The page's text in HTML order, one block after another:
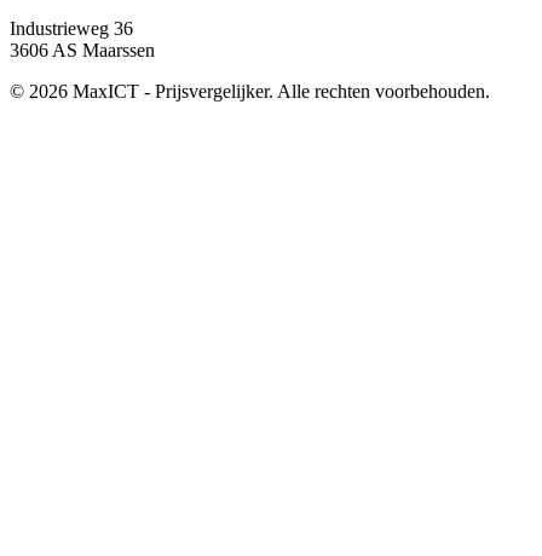
Industrieweg 36
3606 AS Maarssen
© 2026 MaxICT - Prijsvergelijker. Alle rechten voorbehouden.